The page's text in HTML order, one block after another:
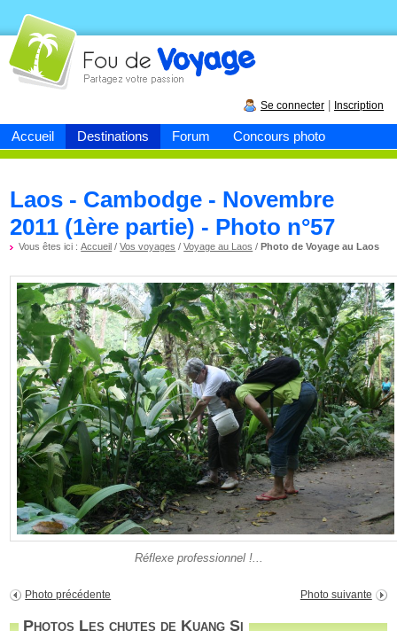
Accueil Destinations Forum Concours photo
Fou devoyage
Se connecter Inscription
Laos - Cambodge - Novembre
2011 (1ère partie) - Photo n°57
Vous êtes ici :Accueil /Vos voyages /Voyage au Laos /Photo de Voyage au Laos
Réflexe professionnel !...
Photo précédente Photo suivante
Photos Les chutes de Kuang Si